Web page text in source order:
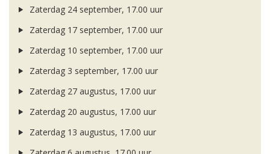
Zaterdag 24 september, 17.00 uur
Zaterdag 17 september, 17.00 uur
Zaterdag 10 september, 17.00 uur
Zaterdag 3 september, 17.00 uur
Zaterdag 27 augustus, 17.00 uur
Zaterdag 20 augustus, 17.00 uur
Zaterdag 13 augustus, 17.00 uur